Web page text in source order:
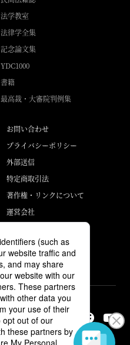
法学教室
法律学全集
記念論文集
YDC1000
書籍
最高裁・大審院判例集
お問い合わせ
プライバシーポリシー
外部送信
特定商取引法
著作権・リンクについて
運営会社